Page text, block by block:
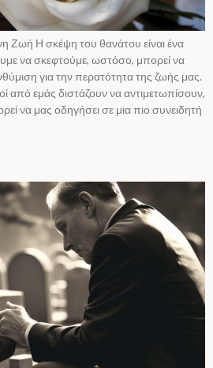
Ζωή Η σκέψη του θανάτου είναι ένα
να σκεφτούμε, ωστόσο, μπορεί να
για την περατότητα της ζωής μας.
από εμάς διστάζουν να αντιμετωπίσουν,
να μας οδηγήσει σε μια πιο συνειδητή